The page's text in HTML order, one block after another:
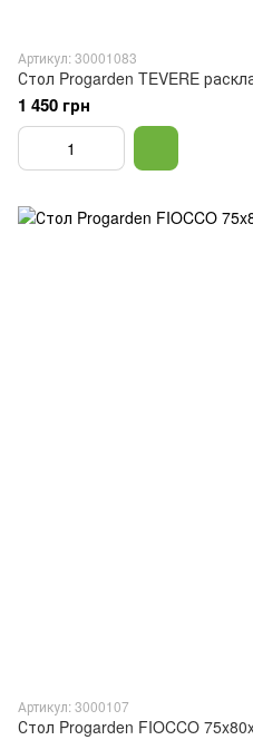
Артикул: 30001083
Стол Progarden TEVERE
1 450 грн
Артикул: 3000107
Стол Progarden FIOCCO